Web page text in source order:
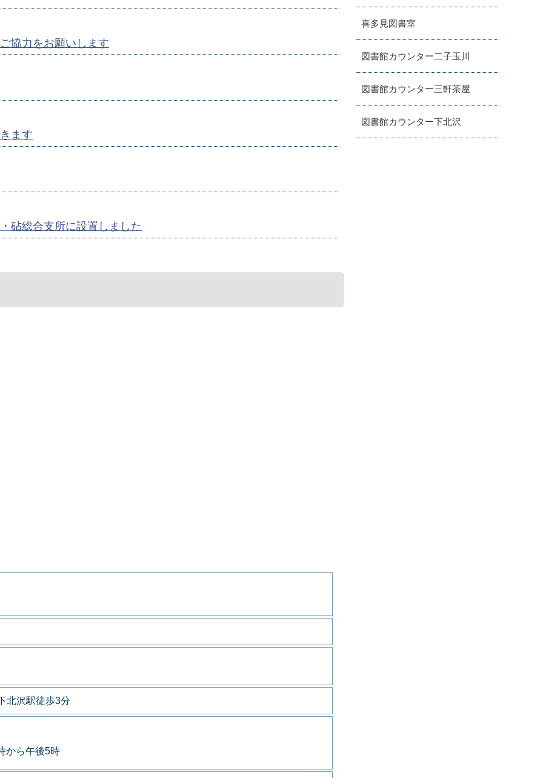
協力をお願いします
ます
砧総合支所に設置しました
北沢駅徒歩3分
から午後5時
喜多見図書室
図書館カウンター二子玉川
図書館カウンター三軒茶屋
図書館カウンター下北沢